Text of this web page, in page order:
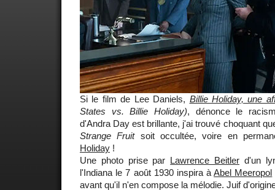
Si le film de Lee Daniels, Billie Holiday, une
States vs. Billie Holiday), dénonce le
d'Andra Day est brillante, j'ai trouvé choquant
Strange Fruitsoit occultée, voire en
Holiday !
Une photo prise par Lawrence Beitler d'un
l'Indiana le 7 août 1930 inspira àAbel Meeropol
avant qu'il n'en compose la mélodie. Juif